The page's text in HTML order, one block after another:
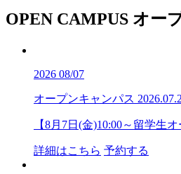
OPEN CAMPUS オー
2026 08/07
オープンキャンパス
【8月7日(金)10:00～留学生
詳細はこちら 予約する